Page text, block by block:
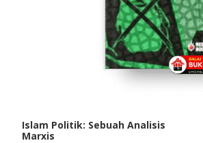
Islam Politik: Sebuah Analisis
Marxis